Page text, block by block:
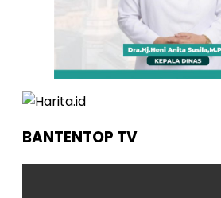
BANTENTOP TV